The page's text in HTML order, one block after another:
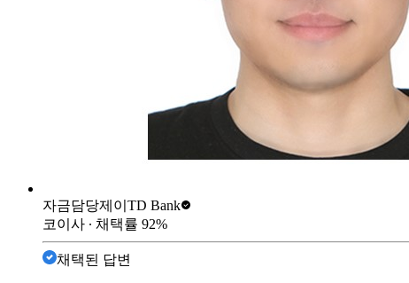
자금담당제이 TD Bank
코이사 ∙ 채택률 92%
채택된 답변